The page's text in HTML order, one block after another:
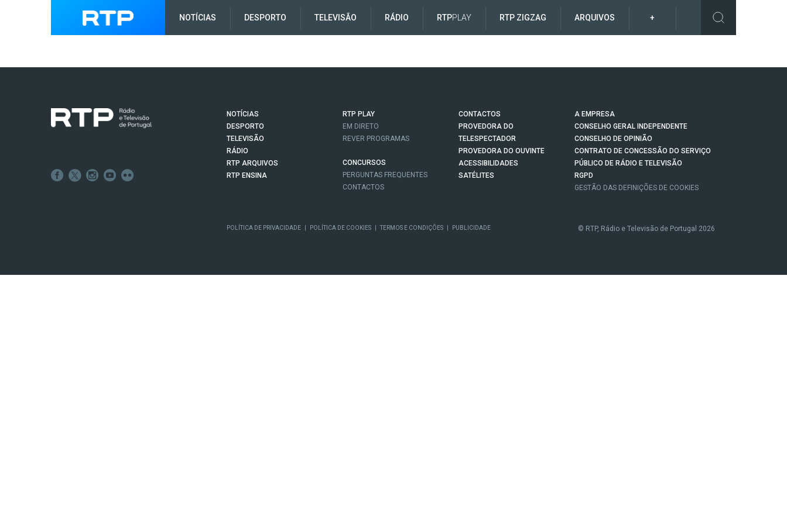
NOTÍCIAS DESPORTO TELEVISÃO RÁDIO RTPPLAY RTP ZIGZAG ARQUIVOS +
NOTÍCIAS
DESPORTO
TELEVISÃO
RÁDIO
RTP ARQUIVOS
RTP ENSINA
RTP PLAY
EM DIRETO
REVER PROGRAMAS
CONCURSOS
PERGUNTAS FREQUENTES
CONTACTOS
CONTACTOS
PROVEDORA DO
TELESPECTADOR
PROVEDORA DO OUVINTE
ACESSIBILIDADES
SATÉLITES
A EMPRESA
CONSELHO GERAL INDEPENDENTE
CONSELHO DE OPINIÃO
CONTRATO DE CONCESSÃO DO SERVIÇO
PÚBLICO DE RÁDIO E TELEVISÃO
RGPD
GESTÃO DAS DEFINIÇÕES DE COOKIES
POLÍTICA DE PRIVACIDADE POLÍTICA DE COOKIES TERMOS E CONDIÇÕES PUBLICIDADE © RTP, Rádio e Televisão de Portugal 2026